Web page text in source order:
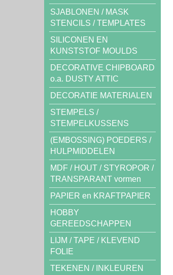
SJABLONEN / MASK
STENCILS / TEMPLATES
SILICONEN EN
KUNSTSTOF MOULDS
DECORATIVE CHIPBOARD
o.a. DUSTY ATTIC
DECORATIE MATERIALEN
STEMPELS /
STEMPELKUSSENS
(EMBOSSING) POEDERS /
HULPMIDDELEN
MDF / HOUT / STYROPOR /
TRANSPARANT vormen
PAPIER en KRAFTPAPIER
HOBBY
GEREEDSCHAPPEN
LIJM / TAPE / KLEVEND
FOLIE
TEKENEN / INKLEUREN